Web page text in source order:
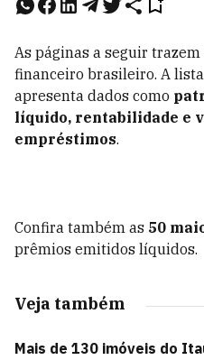
As páginas a seguir
financeiro brasileiro. A
apresenta dados como
líquido, rentabilidade e
empréstimos.
Confira também as 50
prêmios emitidos líquidos.
Veja também
Mais de 130 imóveis do